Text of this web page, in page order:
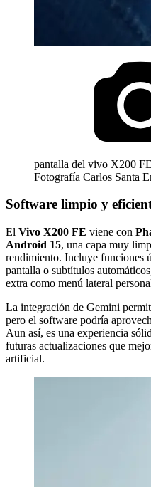
pantalla del vivo X200
Fotografía Carlos Santa
Software limpio y
El Vivo X200 FE viene con
Android 15, una capa muy
rendimiento. Incluye funciones
pantalla o subtítulos
extra como menú lateral
La integración de Gemini
pero el software podría
Aun así, es una experiencia
futuras actualizaciones que
artificial.